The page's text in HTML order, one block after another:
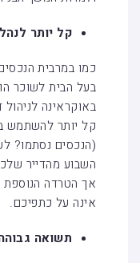
קל יותר
כמו במרבית
בעל הבית לשוכר
באוקראינה
קל יותר להשתמש
(הנכסים נסתמו?
השבוע מהדייר
אך הטרדה הנוספת
אינה על כתפיכם.
תשואה